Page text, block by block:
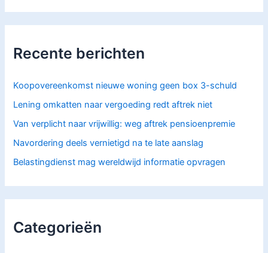
a
Recente berichten
Koopovereenkomst nieuwe woning geen box 3-schuld
Lening omkatten naar vergoeding redt aftrek niet
Van verplicht naar vrijwillig: weg aftrek pensioenpremie
Navordering deels vernietigd na te late aanslag
Belastingdienst mag wereldwijd informatie opvragen
Categorieën